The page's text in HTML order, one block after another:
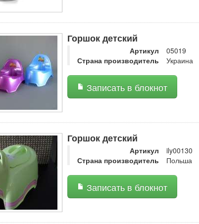
Горшок детский
Артикул
05019
Страна производитель
Украина
Записать в блокнот
Горшок детский
Артикул
ily00130
Страна производитель
Польша
Записать в блокнот